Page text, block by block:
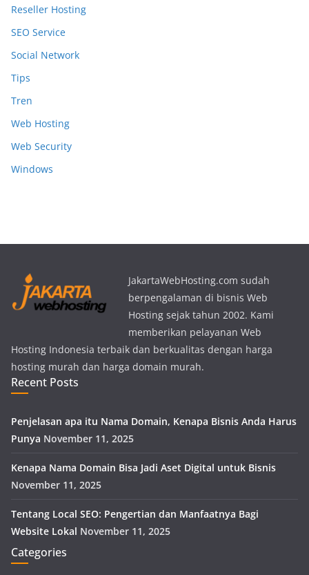
Reseller Hosting
SEO Service
Social Network
Tips
Tren
Web Hosting
Web Security
Windows
JakartaWebHosting.com sudah
berpengalaman di bisnis Web
Hosting sejak tahun 2002. Kami
memberikan pelayanan Web
Hosting Indonesia terbaik dan berkualitas dengan harga
hosting murah dan harga domain murah.
Recent Posts
Penjelasan apa itu Nama Domain, Kenapa Bisnis Anda Harus
Punya November 11, 2025
Kenapa Nama Domain Bisa Jadi Aset Digital untuk Bisnis
November 11, 2025
Tentang Local SEO: Pengertian dan Manfaatnya Bagi
Website Lokal November 11, 2025
Categories